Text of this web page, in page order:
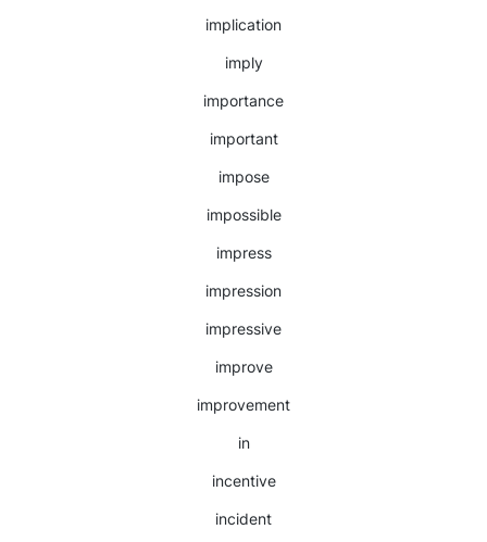
implication
imply
importance
important
impose
impossible
impress
impression
impressive
improve
improvement
in
incentive
incident